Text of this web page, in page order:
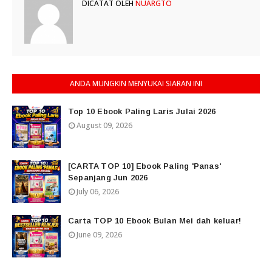
DICATAT OLEH NUARGTO
ANDA MUNGKIN MENYUKAI SIARAN INI
Top 10 Ebook Paling Laris Julai 2026
August 09, 2026
[CARTA TOP 10] Ebook Paling 'Panas'
Sepanjang Jun 2026
July 06, 2026
Carta TOP 10 Ebook Bulan Mei dah keluar!
June 09, 2026